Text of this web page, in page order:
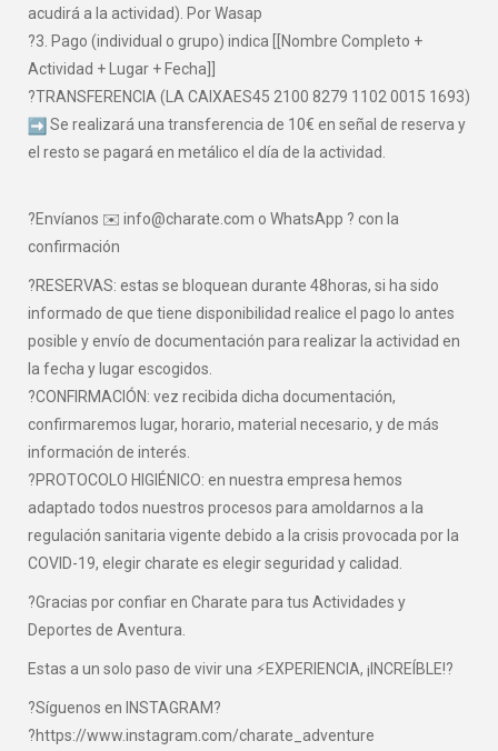
acudirá a la actividad). Por Wasap
?3. Pago (individual o grupo) indica [[Nombre Completo +
Actividad + Lugar + Fecha]]
?TRANSFERENCIA (LA CAIXAES45 2100 8279 1102 0015 1693)
Se realizará una transferencia de 10€ en señal de reserva y
el resto se pagará en metálico el día de la actividad.
?Envíanos ✉️ info@charate.com o WhatsApp ? con la
confirmación
?RESERVAS: estas se bloquean durante 48horas, si ha sido
informado de que tiene disponibilidad realice el pago lo antes
posible y envío de documentación para realizar la actividad en
la fecha y lugar escogidos.
?CONFIRMACIÓN: vez recibida dicha documentación,
confirmaremos lugar, horario, material necesario, y de más
información de interés.
?PROTOCOLO HIGIÉNICO: en nuestra empresa hemos
adaptado todos nuestros procesos para amoldarnos a la
regulación sanitaria vigente debido a la crisis provocada por la
COVID-19, elegir charate es elegir seguridad y calidad.
?Gracias por confiar en Charate para tus Actividades y
Deportes de Aventura.
Estas a un solo paso de vivir una ⚡EXPERIENCIA, ¡INCREÍBLE!?
?Síguenos en INSTAGRAM?
?https://www.instagram.com/charate_adventure